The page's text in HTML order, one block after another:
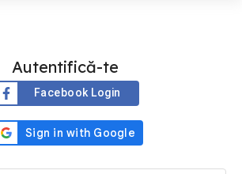
Autentifică-te
Facebook Login